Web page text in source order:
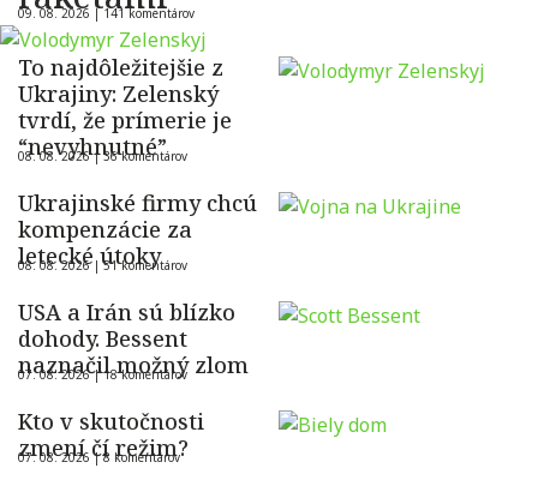
09. 08. 2026 |141 komentárov
To najdôležitejšie z
Ukrajiny: Zelenský
tvrdí, že prímerie je
“nevyhnutné”
08. 08. 2026 |36 komentárov
Ukrajinské firmy chcú
kompenzácie za
letecké útoky
08. 08. 2026 |51 komentárov
USA a Irán sú blízko
dohody. Bessent
naznačil možný zlom
07. 08. 2026 |18 komentárov
Kto v skutočnosti
zmení čí režim?
07. 08. 2026 |8 komentárov